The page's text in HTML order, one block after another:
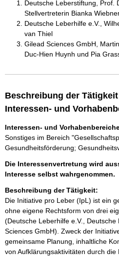
Deutsche Leberstiftung, Prof.
Stellvertreterin Bianka
Deutsche Leberhilfe e.V.,
van Thiel
Gilead Sciences GmbH,
Duc-Hien Huynh und Pia
Beschreibung der
Interessen- und
Interessen- und
Sonstiges im Bereich
Gesundheitsförderung;
Die Interessenvertretung wird
Interesse selbst wahrgenommen.
Beschreibung der Tätigkeit:
Die Initiative pro Leber (IpL) ist ein
ohne eigene Rechtsform von drei
(Deutsche Leberhilfe e.V., Deutsche
Sciences GmbH). Zweck der
gemeinsame Planung, inhaltliche
von Aufklärungsaktivitäten durch die